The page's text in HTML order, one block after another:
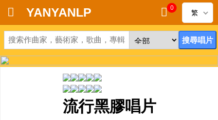
首頁
新到黑膠唱片
黑膠唱片
YANYANLP 0
繁
流行黑膠唱片